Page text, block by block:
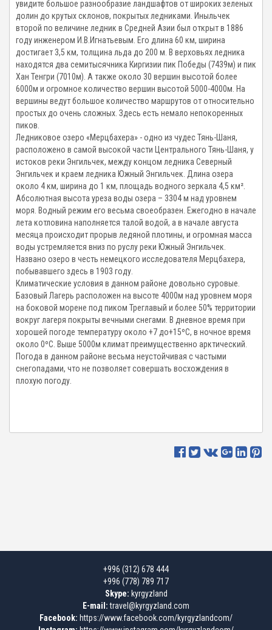
увидите большое разнообразие ландшафтов от широких зеленых
долин до крутых склонов, покрытых ледниками. Иныльчек
второй по величине ледник в Средней Азии был открыт в 1886
году инженером И.В.Игнатьевым. Его длина 60 км, ширина
достигает 3,5 км, толщина льда до 200 м. В верховьях ледника
находятся два семитысячника Киргизии пик Победы (7439м) и пик
Хан Тенгри (7010м). А также около 30 вершин высотой более
6000м и огромное количество вершин высотой 5000-4000м. На
вершины ведут большое количество маршрутов от относительно
простых до очень сложных. Здесь есть немало непокоренных
пиков.
Ледниковое озеро «Мерцбахера» - одно из чудес Тянь-Шаня,
расположено в самой высокой части Центрального Тянь-Шаня, у
истоков реки Энгильчек, между концом ледника Северный
Энгильчек и краем ледника Южный Энгильчек. Длина озера
около 4 км, ширина до 1 км, площадь водного зеркала 4,5 км².
Абсолютная высота уреза воды озера – 3304 м над уровнем
моря. Водный режим его весьма своеобразен. Ежегодно в начале
лета котловина наполняется талой водой, а в начале августа
месяца происходит прорыв ледяной плотины, и огромная масса
воды устремляется вниз по руслу реки Южный Энгильчек.
Названо озеро в честь немецкого исследователя Мерцбахера,
побывавшего здесь в 1903 году.
Климатические условия в данном районе довольно суровые.
Базовый Лагерь расположен на высоте 4000м над уровнем моря
на боковой морене под пиком Треглавый и более 50% территории
вокруг лагеря покрыты вечными снегами. В дневное время при
хорошей погоде температуру около +7 до+15ºС, в ночное время
около 0ºС. Выше 5000м климат преимущественно арктический.
Погода в данном районе весьма неустойчивая с частыми
снегопадами, что не позволяет совершать восхождения в
плохую погоду.
+996 (312) 678 444
+996 (778) 789 717
Skype: kyrgyzland
E-mail: travel@kyrgyzland.com
Facebook: https://www.facebook.com/kyrgyzlandcom/